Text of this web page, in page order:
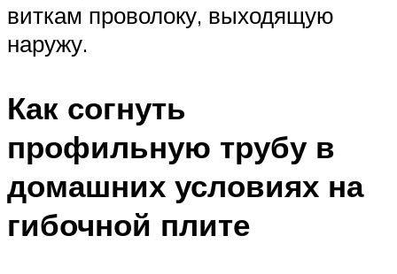
виткам проволоку, выходящую
наружу.
Как согнуть
профильную трубу в
домашних условиях на
гибочной плите